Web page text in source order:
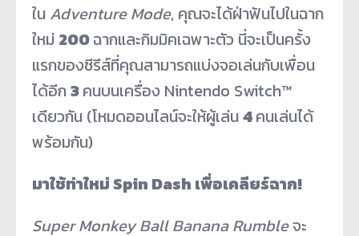
ใน Adventure Mode, คุณจะได้ฝ่าฟันไปในฉาก
ใหม่ 200ฉากและกิมมิคเฉพาะตัว นี่จะเป็นครั้ง
แรกของซีรีส์ที่คุณสามารถแบ่งจอเล่นกับเพื่อน
ได้อีก3คนบนเครื่อง Nintendo Switch™
เดียวกัน (โหมดออนไลน์จะให้ผู้เล่น4คนเล่นได้
พร้อมกัน)
มาใช้ท่าใหม่ Spin Dash เพื่อเคลียร์ฉาก!
Super Monkey Ball Banana Rumbleจะ